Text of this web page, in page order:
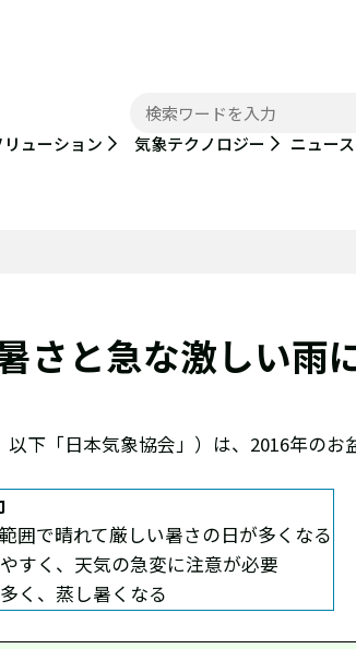
ューション
気象テクノロジー ニュース
さと急な激しい雨
下「日本気象協会」）は、2016年のお
囲で晴れて厳しい暑さの日が多くなる
すく、天気の急変に注意が必要
く、蒸し暑くなる